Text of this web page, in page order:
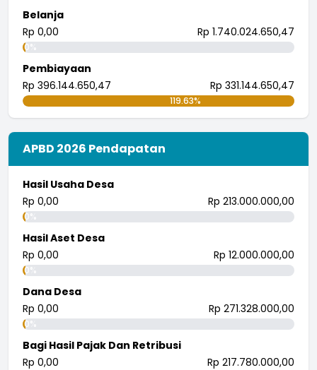
Belanja
Rp 0,00
Rp 1.740.024.650,47
0%
Pembiayaan
Rp 396.144.650,47
Rp 331.144.650,47
119.63%
APBD 2026 Pendapatan
Hasil Usaha Desa
Rp 0,00
Rp 213.000.000,00
0%
Hasil Aset Desa
Rp 0,00
Rp 12.000.000,00
0%
Dana Desa
Rp 0,00
Rp 271.328.000,00
0%
Bagi Hasil Pajak Dan Retribusi
Rp 0,00
Rp 217.780.000,00